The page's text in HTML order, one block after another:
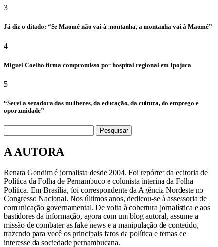
3
Já diz o ditado: “Se Maomé não vai à montanha, a montanha vai à Maomé”
4
Miguel Coelho firma compromisso por hospital regional em Ipojuca
5
“Serei a senadora das mulheres, da educação, da cultura, do emprego e
oportunidade”
Pesquisar
A AUTORA
Renata Gondim é jornalista desde 2004. Foi repórter da editoria de
Política da Folha de Pernambuco e colunista interina da Folha
Política. Em Brasília, foi correspondente da Agência Nordeste no
Congresso Nacional. Nos últimos anos, dedicou-se à assessoria de
comunicação governamental. De volta à cobertura jornalística e aos
bastidores da informação, agora com um blog autoral, assume a
missão de combater as fake news e a manipulação de conteúdo,
trazendo para você os principais fatos da política e temas de
interesse da sociedade pernambucana.